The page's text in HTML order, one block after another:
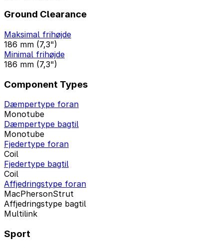
Ground Clearance
Maksimal frihøjde
186 mm (7,3")
Minimal frihøjde
186 mm (7,3")
Component Types
Dæmpertype foran
Monotube
Dæmpertype bagtil
Monotube
Fjedertype foran
Coil
Fjedertype bagtil
Coil
Affjedringstype foran
MacPhersonStrut
Affjedringstype bagtil
Multilink
Sport